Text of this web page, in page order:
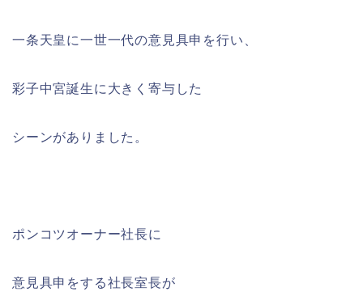
一条天皇に一世一代の意見具申を行い、
彩子中宮誕生に大きく寄与した
シーンがありました。
ポンコツオーナー社長に
意見具申をする社長室長が